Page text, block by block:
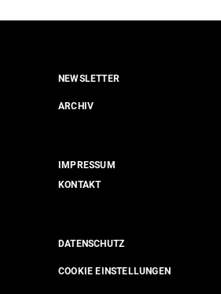
NEWSLETTER
ARCHIV
IMPRESSUM
KONTAKT
DATENSCHUTZ
COOKIE EINSTELLUNGEN